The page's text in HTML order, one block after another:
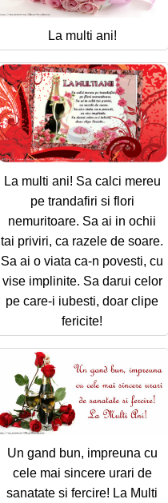
La multi ani!
La multi ani! Sa calci mereu
pe trandafiri si flori
nemuritoare. Sa ai in ochii
tai priviri, ca razele de soare.
Sa ai o viata ca-n povesti, cu
vise implinite. Sa darui celor
pe care-i iubesti, doar clipe
fericite!
Un gand bun, impreuna cu
cele mai sincere urari de
sanatate si fercire! La Multi